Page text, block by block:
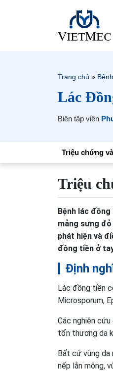
Trang chủ »
Lác
Biên tập viên
Triệu chứng
Triệu
Bệnh lác
mảng sưng
phát hiện và
đồng tiền ở
Định
Lác đồng tiền
Microsporum,
Các nghiên
tổn thương da
Bất cứ vùng da
nếp lằn mông,